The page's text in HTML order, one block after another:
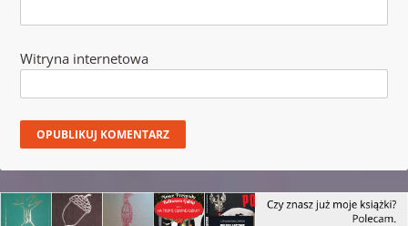
Witryna internetowa